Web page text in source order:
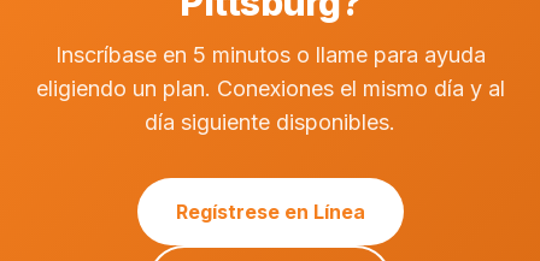
Inscríbase en 5 minutos o llame para ayuda
eligiendo un plan. Conexiones el mismo día y al
día siguiente disponibles.
Regístrese en Línea